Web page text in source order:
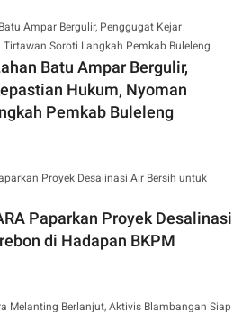
Batu Ampar Bergulir,
Hukum, Nyoman
Pemkab Buleleng
Paparkan Proyek Desalinasi
di Hadapan BKPM